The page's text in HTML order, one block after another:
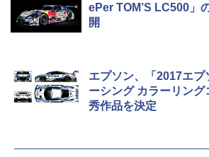
ePer TOM’S LC500」
開
エプソン、「2017エプ
ーシング カラーリン
秀作品を決定